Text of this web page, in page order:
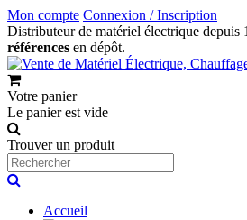
Mon compte Connexion / Inscription
Distributeur de matériel électrique depuis
références en dépôt.
Votre panier
Le panier est vide
Trouver un produit
Accueil